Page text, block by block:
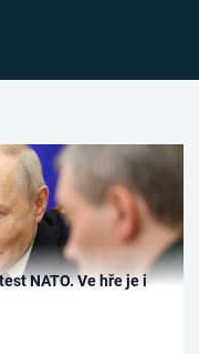
NATO. Ve hře je i